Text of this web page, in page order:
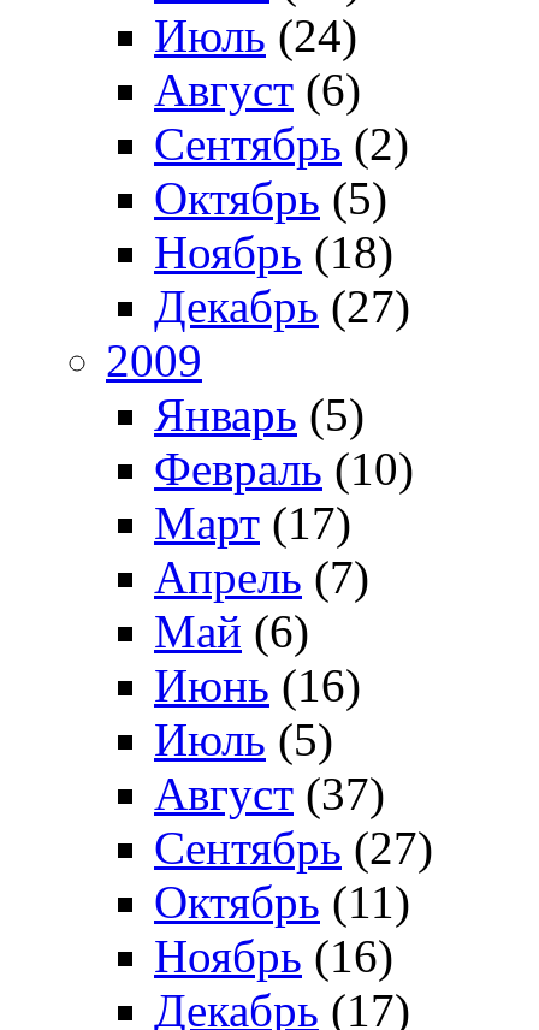
Июль (24)
Август (6)
Сентябрь (2)
Октябрь (5)
Ноябрь (18)
Декабрь (27)
2009
Январь (5)
Февраль (10)
Март (17)
Апрель (7)
Май (6)
Июнь (16)
Июль (5)
Август (37)
Сентябрь (27)
Октябрь (11)
Ноябрь (16)
Декабрь (17)